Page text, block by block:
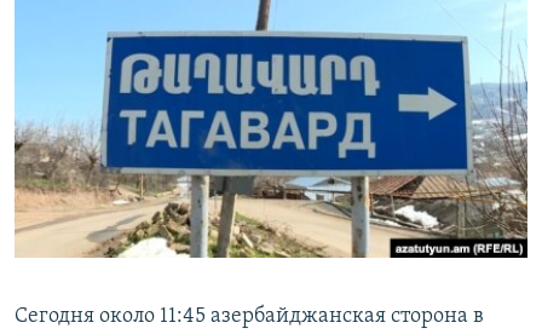
Հայերեն
English
Русский
Все сайты Радио Азатутюн
Сегодня около 11:45 азербайджанская сторона в